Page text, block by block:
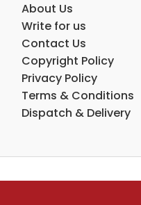
About Us
Write for us
Contact Us
Copyright Policy
Privacy Policy
Terms & Conditions
Dispatch & Delivery